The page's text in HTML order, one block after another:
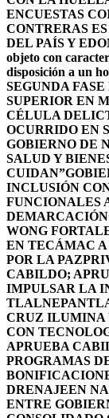
ENCUESTAS
CONTRERAS
DEL PAÍS Y
objeto con
disposición a un
SEGUNDA
SUPERIOR EN
CÉLULA
OCURRIDO EN
GOBIERNO DE
SALUD Y
CUIDAN”
INCLUSIÓN
FUNCIONALES
DEMARCACIÓN
WONG
EN TECÁMAC
POR LA PAZ
CABILDO;
IMPULSAR LA
CRUZ ILUMINA
CON
APRUEBA
PROGRAMAS
DRENAJEEN
ENTRE